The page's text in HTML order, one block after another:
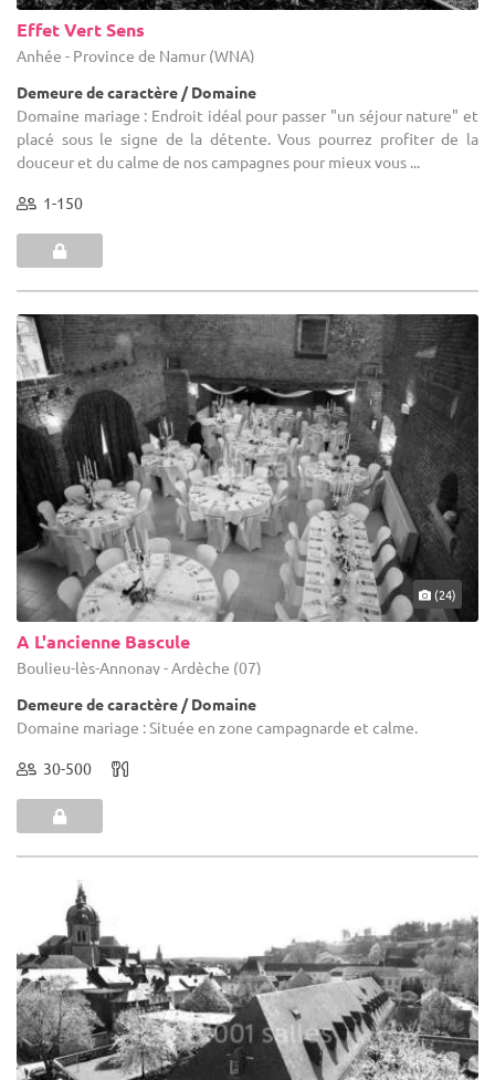
Effet Vert Sens
Anhée - Province de Namur (WNA)
Demeure de caractère / Domaine
Domaine mariage : Endroit idéal pour passer "un séjour nature" et
placé sous le signe de la détente. Vous pourrez profiter de la
douceur et du calme de nos campagnes pour mieux vous ...
1-150
(24)
A L'ancienne Bascule
Boulieu-lès-Annonay - Ardèche (07)
Demeure de caractère / Domaine
Domaine mariage : Située en zone campagnarde et calme.
30-500